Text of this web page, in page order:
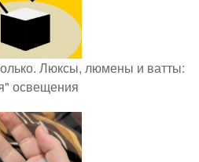
Люксы, люмены и ватты:
освещения